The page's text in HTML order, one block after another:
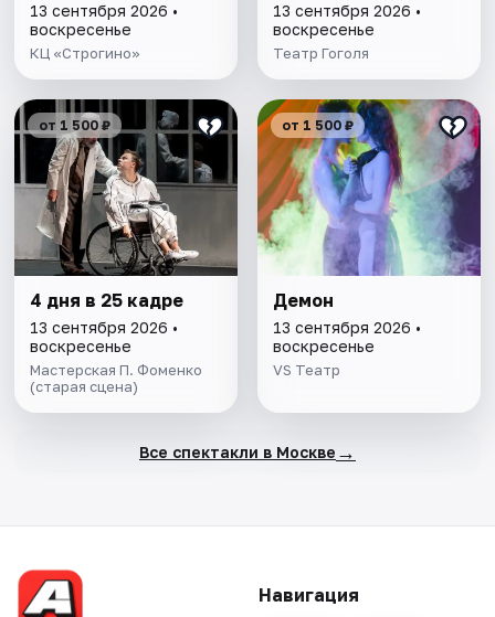
13 сентября 2026 •
воскресенье
КЦ «Строгино»
13 сентября 2026 •
воскресенье
Театр Гоголя
от 1 500 ₽
4 дня в 25 кадре
13 сентября 2026 •
воскресенье
Мастерская П. Фоменко
(старая сцена)
от 1 500 ₽
Демон
13 сентября 2026 •
воскресенье
VS Театр
Все спектакли в Москве →
Навигация